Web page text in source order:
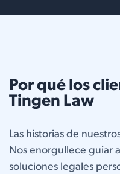
Por qué los
Tingen Law
Las historias de
Nos enorgullece guiar
soluciones legales